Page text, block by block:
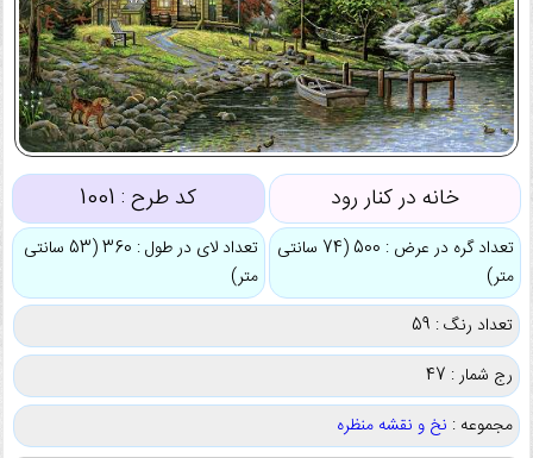
خانه در کنار رود کد طرح : 1001
تعداد گره در عرض : 500 (74 سانتی
متر)
تعداد لای در طول : 360 (53 سانتی
متر)
تعداد رنگ : 59
رج شمار : 47
مجموعه : نخ و نقشه منظره